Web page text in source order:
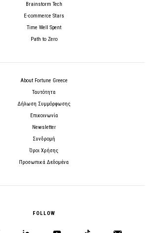
Brainstorm Tech
E-commerce Stars
Time Well Spent
Path to Zero
About Fortune Greece
Ταυτότητα
Δήλωση Συμμόρφωσης
Επικοινωνία
Newsletter
Συνδρομή
Όροι Χρήσης
Προσωπικά Δεδομένα
FOLLOW